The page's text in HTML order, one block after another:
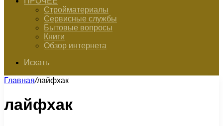
Стройматериалы
Сервисные службы
Бытовые вопросы
Книги
Обзор интернета
Искать
Главная/лайфхак
лайфхак